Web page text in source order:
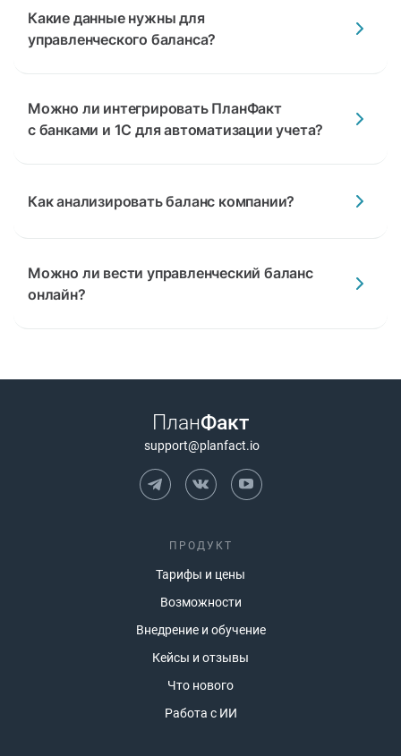
Какие данные нужны для
управленческого баланса?
Можно ли интегрировать ПланФакт
с банками и 1С для автоматизации учета?
Как анализировать баланс компании?
Можно ли вести управленческий баланс
онлайн?
ПланФакт
support@planfact.io
ПРОДУКТ
Тарифы и цены
Возможности
Внедрение и обучение
Кейсы и отзывы
Что нового
Работа с ИИ